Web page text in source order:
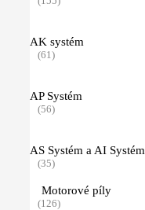
AK systém
(61)
AP Systém
(56)
AS Systém a AI Systém
(35)
Motorové píly
(126)